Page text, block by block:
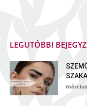
LEGUTÓBBI